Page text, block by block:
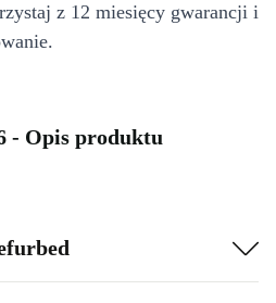
z 12 miesięcy gwarancji i
- Opis produktu